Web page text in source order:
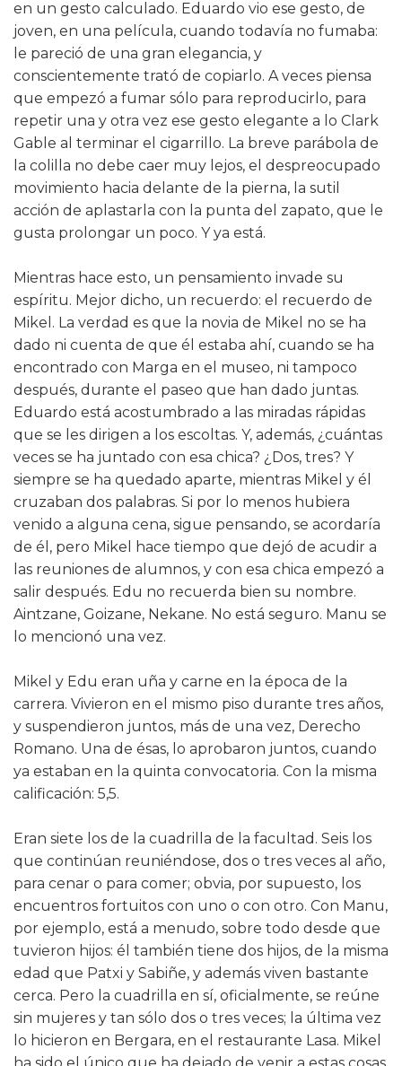
en un gesto calculado. Eduardo vio ese gesto, de
joven, en una película, cuando todavía no fumaba:
le pareció de una gran elegancia, y
conscientemente trató de copiarlo. A veces piensa
que empezó a fumar sólo para reproducirlo, para
repetir una y otra vez ese gesto elegante a lo Clark
Gable al terminar el cigarrillo. La breve parábola de
la colilla no debe caer muy lejos, el despreocupado
movimiento hacia delante de la pierna, la sutil
acción de aplastarla con la punta del zapato, que le
gusta prolongar un poco. Y ya está.
Mientras hace esto, un pensamiento invade su
espíritu. Mejor dicho, un recuerdo: el recuerdo de
Mikel. La verdad es que la novia de Mikel no se ha
dado ni cuenta de que él estaba ahí, cuando se ha
encontrado con Marga en el museo, ni tampoco
después, durante el paseo que han dado juntas.
Eduardo está acostumbrado a las miradas rápidas
que se les dirigen a los escoltas. Y, además, ¿cuántas
veces se ha juntado con esa chica? ¿Dos, tres? Y
siempre se ha quedado aparte, mientras Mikel y él
cruzaban dos palabras. Si por lo menos hubiera
venido a alguna cena, sigue pensando, se acordaría
de él, pero Mikel hace tiempo que dejó de acudir a
las reuniones de alumnos, y con esa chica empezó a
salir después. Edu no recuerda bien su nombre.
Aintzane, Goizane, Nekane. No está seguro. Manu se
lo mencionó una vez.
Mikel y Edu eran uña y carne en la época de la
carrera. Vivieron en el mismo piso durante tres años,
y suspendieron juntos, más de una vez, Derecho
Romano. Una de ésas, lo aprobaron juntos, cuando
ya estaban en la quinta convocatoria. Con la misma
calificación: 5,5.
Eran siete los de la cuadrilla de la facultad. Seis los
que continúan reuniéndose, dos o tres veces al año,
para cenar o para comer; obvia, por supuesto, los
encuentros fortuitos con uno o con otro. Con Manu,
por ejemplo, está a menudo, sobre todo desde que
tuvieron hijos: él también tiene dos hijos, de la misma
edad que Patxi y Sabiñe, y además viven bastante
cerca. Pero la cuadrilla en sí, oficialmente, se reúne
sin mujeres y tan sólo dos o tres veces; la última vez
lo hicieron en Bergara, en el restaurante Lasa. Mikel